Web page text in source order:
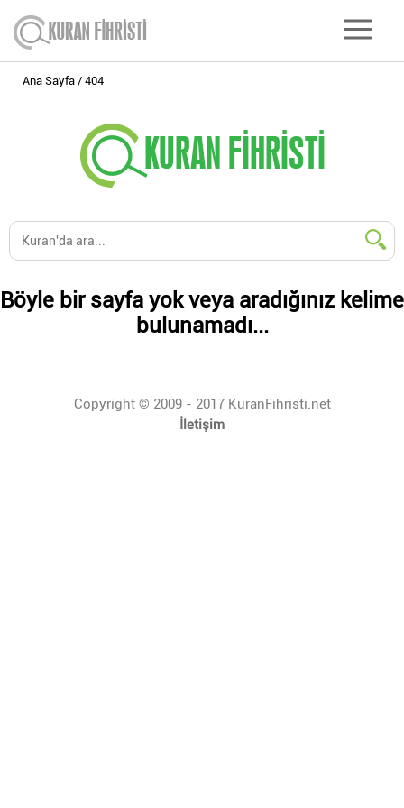
Ana Sayfa 404
Böyle bir sayfa yok veya aradığınız kelime
bulunamadı...
Copyright © 2009 - 2017 KuranFihristi.net
İletişim